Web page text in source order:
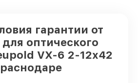
гарантии от
оптического
VX-6 2-12x42